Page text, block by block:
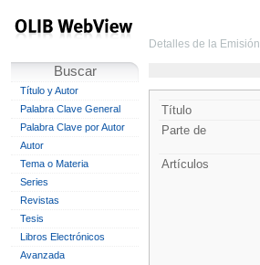
Buscar
Título y Autor
Palabra Clave General
Palabra Clave por Autor
Autor
Tema o Materia
Series
Revistas
Tesis
Libros Electrónicos
Avanzada
Detalles de la Emisión
Título
Parte de
Artículos